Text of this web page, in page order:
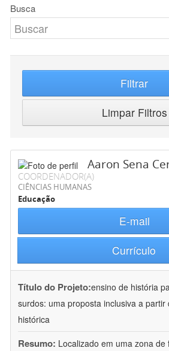
Busca
Filtrar
Limpar Filtros
Aaron Sena
COORDENADOR(A)
CIÊNCIAS HUMANAS
Educação
E-mail
Currículo
Título do Projeto:ensino de história
surdos: uma proposta inclusiva a partir
histórica
Resumo: Localizado em uma zona de